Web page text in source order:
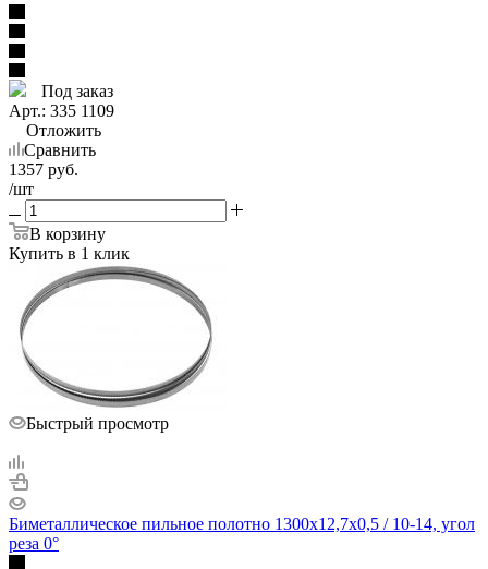
Под заказ
Арт.: 335 1109
Отложить
Сравнить
1357 руб.
/шт
В корзину
Купить в 1 клик
Быстрый просмотр
Биметаллическое пильное полотно 1300х12,7х0,5 / 10-14, угол
реза 0°